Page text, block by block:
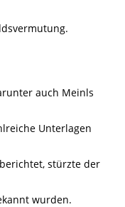
auch Meinls
Unterlagen
stürzte der
wurden.